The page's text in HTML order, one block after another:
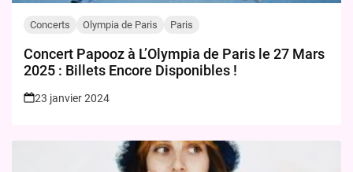
Concerts Olympia de Paris Paris
Concert Papooz à L’Olympia de Paris le 27 Mars
2025 : Billets Encore Disponibles !
23 janvier 2024